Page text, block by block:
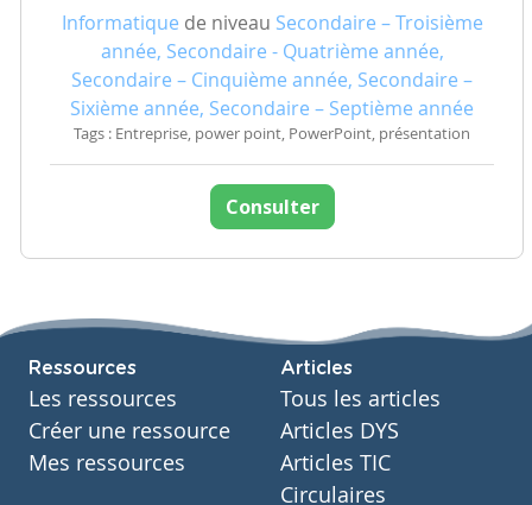
Informatique de niveau Secondaire – Troisième
année, Secondaire - Quatrième année,
Secondaire – Cinquième année, Secondaire –
Sixième année, Secondaire – Septième année
Tags : Entreprise, power point, PowerPoint, présentation
Consulter
Ressources
Les ressources
Créer une ressource
Mes ressources
Articles
Tous les articles
Articles DYS
Articles TIC
Circulaires